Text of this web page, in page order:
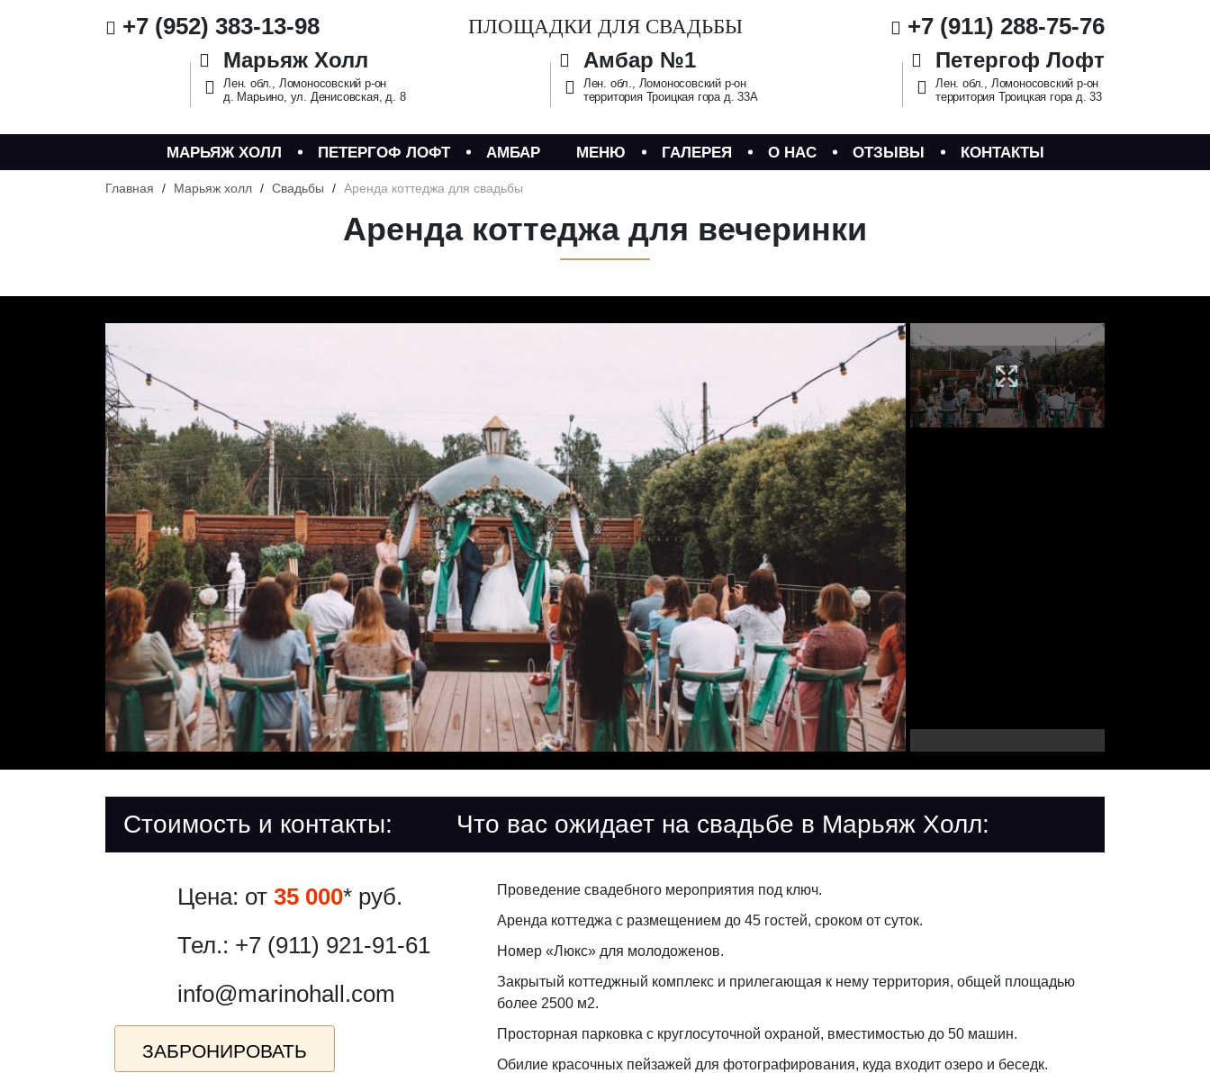
+7 (952) 383-13-98 ПЛОЩАДКИ ДЛЯ СВАДЬБЫ +7 (911) 288-75-76
Марьяж Холл
Лен. обл., Ломоносовский р-он
д. Марьино, ул. Денисовская, д. 8
Амбар №1
Лен. обл., Ломоносовский р-он
территория Троицкая гора д. 33А
Петергоф Лофт
Лен. обл., Ломоносовский р-он
территория Троицкая гора д. 33
МАРЬЯЖ ХОЛЛ ПЕТЕРГОФ ЛОФТ АМБАР МЕНЮ ГАЛЕРЕЯ О НАС ОТЗЫВЫ КОНТАКТЫ
Главная / Марьяж холл / Свадьбы / Аренда коттеджа для свадьбы
Аренда коттеджа для вечеринки
Стоимость и контакты:
Цена: от 35 000* руб.
Тел.: +7 (911) 921-91-61
info@marinohall.com
ЗАБРОНИРОВАТЬ
Что вас ожидает на свадьбе в Марьяж Холл:
Проведение свадебного мероприятия под ключ.
Аренда коттеджа с размещением до 45 гостей, сроком от суток.
Номер «Люкс» для молодоженов.
Закрытый коттеджный комплекс и прилегающая к нему территория, общей площадью
более 2500 м2.
Просторная парковка с круглосуточной охраной, вместимостью до 50 машин.
Обилие красочных пейзажей для фотографирования, куда входит озеро и беседк.